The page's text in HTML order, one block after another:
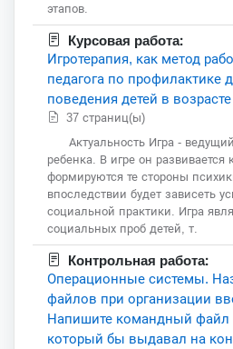
этапов.
Курсовая работа:
Игротерапия, как метод
педагога по профилактике
поведения детей в возрасте
37 страниц(ы)
Актуальность Игра -
ребенка. В игре он развивается
формируются те стороны
впоследствии будет зависеть
социальной практики. Игра
социальных проб детей, т.
Контрольная работа:
Операционные системы.
файлов при организации
Напишите командный файл
который бы выдавал на